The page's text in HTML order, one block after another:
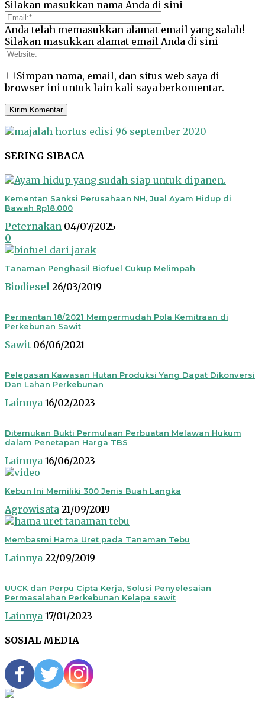
Silakan masukkan nama Anda di sini
Anda telah memasukkan alamat email yang salah!
Silakan masukkan alamat email Anda di sini
Simpan nama, email, dan situs web saya di
browser ini untuk lain kali saya berkomentar.
SERING SIBACA
Kementan Sanksi Perusahaan NH, Jual Ayam Hidup di
Bawah Rp18.000
Peternakan 04/07/2025
0
Tanaman Penghasil Biofuel Cukup Melimpah
Biodiesel 26/03/2019
Permentan 18/2021 Mempermudah Pola Kemitraan di
Perkebunan Sawit
Sawit 06/06/2021
Pelepasan Kawasan Hutan Produksi Yang Dapat Dikonversi
Dan Lahan Perkebunan
Lainnya 16/02/2023
Ditemukan Bukti Permulaan Perbuatan Melawan Hukum
dalam Penetapan Harga TBS
Lainnya 16/06/2023
Kebun Ini Memiliki 300 Jenis Buah Langka
Agrowisata 21/09/2019
Membasmi Hama Uret pada Tanaman Tebu
Lainnya 22/09/2019
UUCK dan Perpu Cipta Kerja, Solusi Penyelesaian
Permasalahan Perkebunan Kelapa sawit
Lainnya 17/01/2023
SOSIAL MEDIA